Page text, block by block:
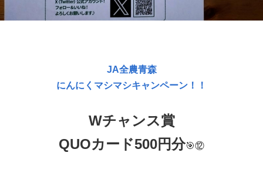
JA全農青森
にんにくマシマシキャンペーン！！
Wチャンス賞
QUOカード500円分🎯⑫